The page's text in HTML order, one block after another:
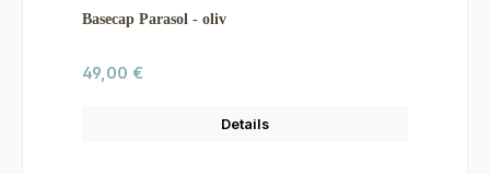
Basecap Parasol - oliv
Regulärer Preis:
49,00 €
Details